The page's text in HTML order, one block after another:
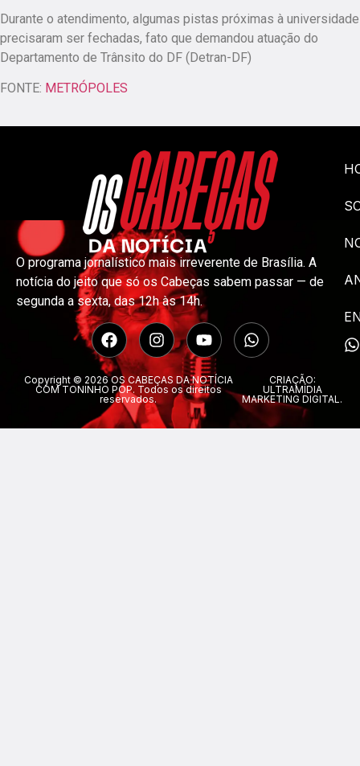
Durante o atendimento, algumas pistas próximas à universidade
precisaram ser fechadas, fato que demandou atuação do
Departamento de Trânsito do DF (Detran-DF)
FONTE: METRÓPOLES
O programa jornalístico mais irreverente de Brasília. A
notícia do jeito que só os Cabeças sabem passar — de
segunda a sexta, das 12h às 14h.
Copyright © 2026 OS CABEÇAS DA NOTÍCIA
COM TONINHO POP. Todos os direitos
reservados.
CRIAÇÃO:
ULTRAMÍDIA
MARKETING DIGITAL.